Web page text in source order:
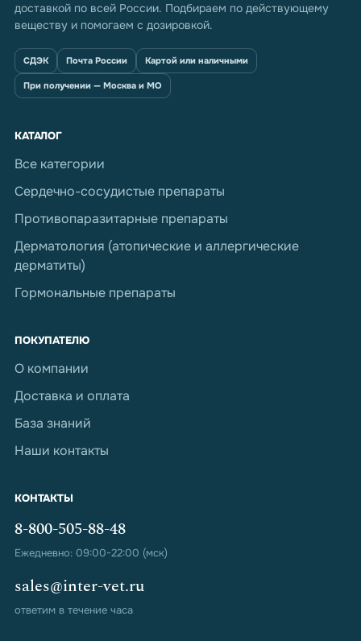
доставкой по всей России. Подбираем по действующему
веществу и помогаем с дозировкой.
СДЭК Почта России Картой или наличными
При получении — Москва и МО
КАТАЛОГ
Все категории
Сердечно-сосудистые препараты
Противопаразитарные препараты
Дерматология (атопические и аллергические
дерматиты)
Гормональные препараты
ПОКУПАТЕЛЮ
О компании
Доставка и оплата
База знаний
Наши контакты
КОНТАКТЫ
8-800-505-88-48
Ежедневно: 09:00-22:00 (мск)
sales@inter-vet.ru
ответим в течение часа